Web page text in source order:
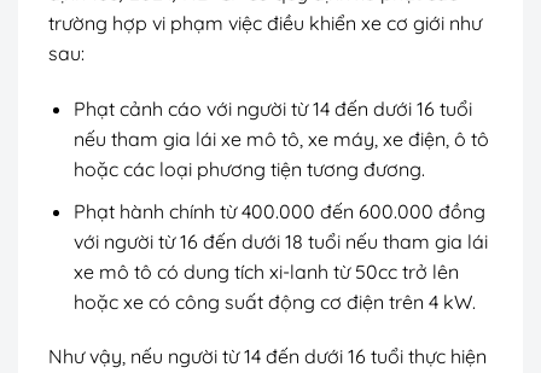
trường hợp vi phạm việc điều khiển xe cơ giới như
sau:
Phạt cảnh cáo với người từ 14 đến dưới 16 tuổi
nếu tham gia lái xe mô tô, xe máy, xe điện, ô tô
hoặc các loại phương tiện tương đương.
Phạt hành chính từ 400.000 đến 600.000 đồng
với người từ 16 đến dưới 18 tuổi nếu tham gia lái
xe mô tô có dung tích xi-lanh từ 50cc trở lên
hoặc xe có công suất động cơ điện trên 4 kW.
Như vậy, nếu người từ 14 đến dưới 16 tuổi thực hiện